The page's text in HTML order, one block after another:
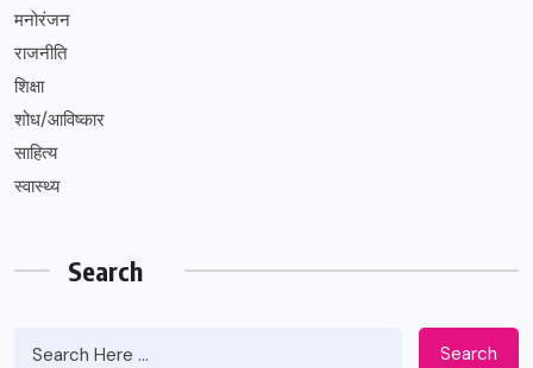
मनोरंजन
राजनीति
शिक्षा
शोध/आविष्कार
साहित्य
स्वास्थ्य
Search
Search